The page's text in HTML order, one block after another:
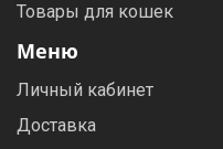
Товары для кошек
Меню
Личный кабинет
Доставка